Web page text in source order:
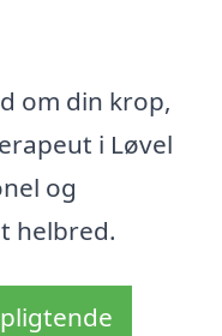
om din krop,
i Løvel
og
helbred.